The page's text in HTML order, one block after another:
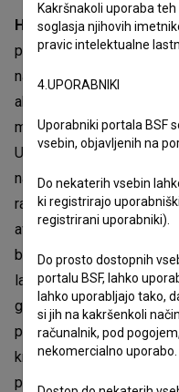
Hannah Koselj Marušič
pesnica in režiserka, ki
na Akademiji za vizualne
absolventka
medijev na Akademiji za
Univerze v Ljubljani.
na scenaristični delavnici
različne medije in
avtorski pristop.
bolečine v moč, ki se je
lastnih življenjskih
generacije. Njen filmVse
prejel nagrado Zlata
kratki dokumentarni film na
pa je tudi del
Kakršnakoli uporaba
soglasja njihovih
pravic intelektualne
4.UPORABNIKI
Uporabniki portala BSF
vsebin, objavljenih na
Do nekaterih vsebin
ki registrirajo
registrirani uporabniki).
Do prosto dostopnih
portalu BSF, lahko
lahko uporabljajo tako,
si jih na kakršenkoli
računalnik, pod
nekomercialno uporabo.